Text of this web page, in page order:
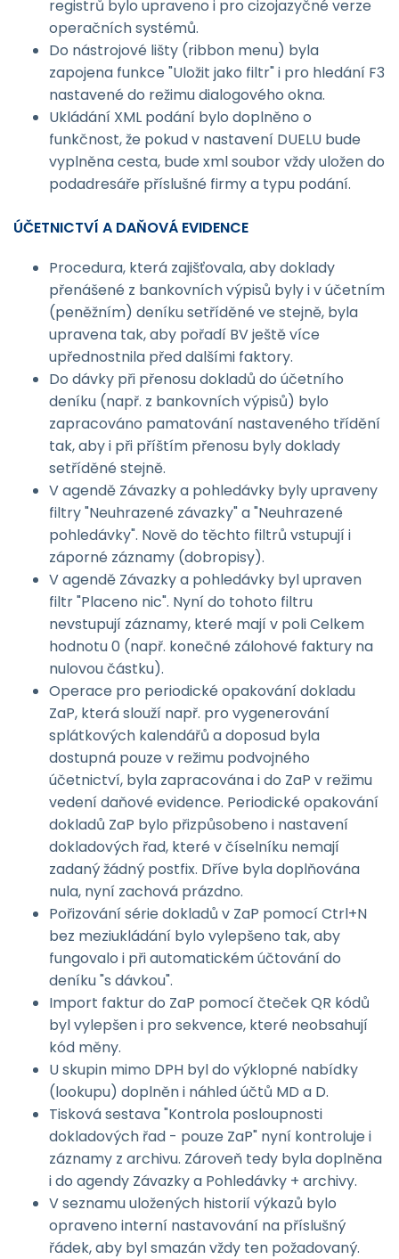
registrů bylo upraveno i pro cizojazyčné verze
operačních systémů.
Do nástrojové lišty (ribbon menu) byla
zapojena funkce "Uložit jako filtr" i pro hledání F3
nastavené do režimu dialogového okna.
Ukládání XML podání bylo doplněno o
funkčnost, že pokud v nastavení DUELU bude
vyplněna cesta, bude xml soubor vždy uložen do
podadresáře příslušné firmy a typu podání.
ÚČETNICTVÍ A DAŇOVÁ EVIDENCE
Procedura, která zajišťovala, aby doklady
přenášené z bankovních výpisů byly i v účetním
(peněžním) deníku setříděné ve stejně, byla
upravena tak, aby pořadí BV ještě více
upřednostnila před dalšími faktory.
Do dávky při přenosu dokladů do účetního
deníku (např. z bankovních výpisů) bylo
zapracováno pamatování nastaveného třídění
tak, aby i při příštím přenosu byly doklady
setříděné stejně.
V agendě Závazky a pohledávky byly upraveny
filtry "Neuhrazené závazky" a "Neuhrazené
pohledávky". Nově do těchto filtrů vstupují i
záporné záznamy (dobropisy).
V agendě Závazky a pohledávky byl upraven
filtr "Placeno nic". Nyní do tohoto filtru
nevstupují záznamy, které mají v poli Celkem
hodnotu 0 (např. konečné zálohové faktury na
nulovou částku).
Operace pro periodické opakování dokladu
ZaP, která slouží např. pro vygenerování
splátkových kalendářů a doposud byla
dostupná pouze v režimu podvojného
účetnictví, byla zapracována i do ZaP v režimu
vedení daňové evidence. Periodické opakování
dokladů ZaP bylo přizpůsobeno i nastavení
dokladových řad, které v číselníku nemají
zadaný žádný postfix. Dříve byla doplňována
nula, nyní zachová prázdno.
Pořizování série dokladů v ZaP pomocí Ctrl+N
bez meziukládání bylo vylepšeno tak, aby
fungovalo i při automatickém účtování do
deníku "s dávkou".
Import faktur do ZaP pomocí čteček QR kódů
byl vylepšen i pro sekvence, které neobsahují
kód měny.
U skupin mimo DPH byl do výklopné nabídky
(lookupu) doplněn i náhled účtů MD a D.
Tisková sestava "Kontrola posloupnosti
dokladových řad - pouze ZaP" nyní kontroluje i
záznamy z archivu. Zároveň tedy byla doplněna
i do agendy Závazky a Pohledávky + archivy.
V seznamu uložených historií výkazů bylo
opraveno interní nastavování na příslušný
řádek, aby byl smazán vždy ten požadovaný.